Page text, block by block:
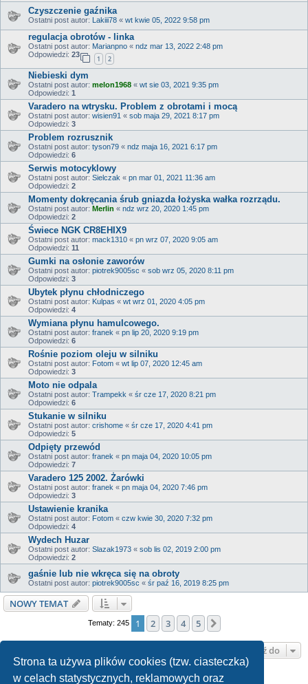
Strona ta używa plików cookies (tzw. ciasteczka)
w celach statystycznych, reklamowych oraz
Czyszczenie gaźnika
Ostatni post autor: Lakiii78 « wt kwie 05, 2022 9:58 pm
regulacja obrotów - linka
Ostatni post autor: Marianpno « ndz mar 13, 2022 2:48 pm
Odpowiedzi: 23
1 2
Niebieski dym
Ostatni post autor: melon1968 « wt sie 03, 2021 9:35 pm
Odpowiedzi: 1
Varadero na wtrysku. Problem z obrotami i mocą
Ostatni post autor: wisien91 « sob maja 29, 2021 8:17 pm
Odpowiedzi: 3
Problem rozrusznik
Ostatni post autor: tyson79 « ndz maja 16, 2021 6:17 pm
Odpowiedzi: 6
Serwis motocyklowy
Ostatni post autor: Sielczak « pn mar 01, 2021 11:36 am
Odpowiedzi: 2
Momenty dokręcania śrub gniazda łożyska wałka rozrządu.
Ostatni post autor: Merlin « ndz wrz 20, 2020 1:45 pm
Odpowiedzi: 2
Świece NGK CR8EHIX9
Ostatni post autor: mack1310 « pn wrz 07, 2020 9:05 am
Odpowiedzi: 11
Gumki na osłonie zaworów
Ostatni post autor: piotrek9005sc « sob wrz 05, 2020 8:11 pm
Odpowiedzi: 3
Ubytek płynu chłodniczego
Ostatni post autor: Kulpas « wt wrz 01, 2020 4:05 pm
Odpowiedzi: 4
Wymiana płynu hamulcowego.
Ostatni post autor: franek « pn lip 20, 2020 9:19 pm
Odpowiedzi: 6
Rośnie poziom oleju w silniku
Ostatni post autor: Fotom « wt lip 07, 2020 12:45 am
Odpowiedzi: 3
Moto nie odpala
Ostatni post autor: Trampekk « śr cze 17, 2020 8:21 pm
Odpowiedzi: 6
Stukanie w silniku
Ostatni post autor: crishome « śr cze 17, 2020 4:41 pm
Odpowiedzi: 5
Odpięty przewód
Ostatni post autor: franek « pn maja 04, 2020 10:05 pm
Odpowiedzi: 7
Varadero 125 2002. Żarówki
Ostatni post autor: franek « pn maja 04, 2020 7:46 pm
Odpowiedzi: 3
Ustawienie kranika
Ostatni post autor: Fotom « czw kwie 30, 2020 7:32 pm
Odpowiedzi: 4
Wydech Huzar
Ostatni post autor: Slazak1973 « sob lis 02, 2019 2:00 pm
Odpowiedzi: 2
gaśnie lub nie wkręca się na obroty
Ostatni post autor: piotrek9005sc « śr paź 16, 2019 8:25 pm
NOWY TEMAT
Tematy: 245 1 2 3 4 5
Przejdź do
TWOJE UPRAWNIENIA NA TYM FORUM